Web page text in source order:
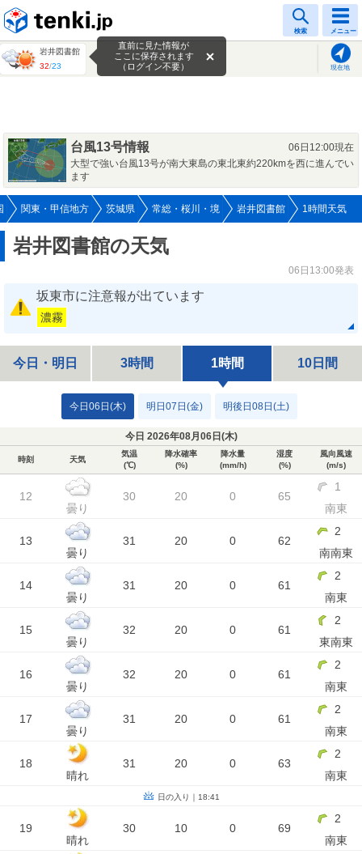
検索 メニュー
岩井図書館
32/23 現在地
直前に見た情報が
ここに保存されます
（ログイン不要）
台風13号情報
06日12:00現在
大型で強い台風13号が南大東島の東北東約220kmを西に進んでい
ます
関東・甲信地方 茨城県 常総・桜川・境 岩井図書館 1時間天気
岩井図書館の天気
06日13:00発表
坂東市に注意報が出ています
濃霧
今日・明日 3時間 1時間 10日間
今日06日(木) 明日07日(金) 明後日08日(土)
今日 2026年08月06日(木)
時刻 天気
気温
(℃)
降水確率
(%)
降水量
(mm/h)
湿度
(%)
風向風速
(m/s)
12
曇り
30 20 0 65
1
南東
13
曇り
31 20 0 62
2
南南東
14
曇り
31 20 0 61
2
南東
15
曇り
32 20 0 61
2
東南東
16
曇り
32 20 0 61
2
南東
17
曇り
31 20 0 61
2
南東
18
晴れ
31 20 0 63
2
南東
日の入り｜18:41
19
晴れ
30 10 0 69
2
南東